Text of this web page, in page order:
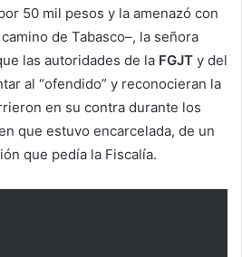
50 mil pesos y la amenazó con
de Tabasco–, la señora
las autoridades de la FGJT y del
al “ofendido” y reconocieran la
en su contra durante los
que estuvo encarcelada, de un
que pedía la Fiscalía.